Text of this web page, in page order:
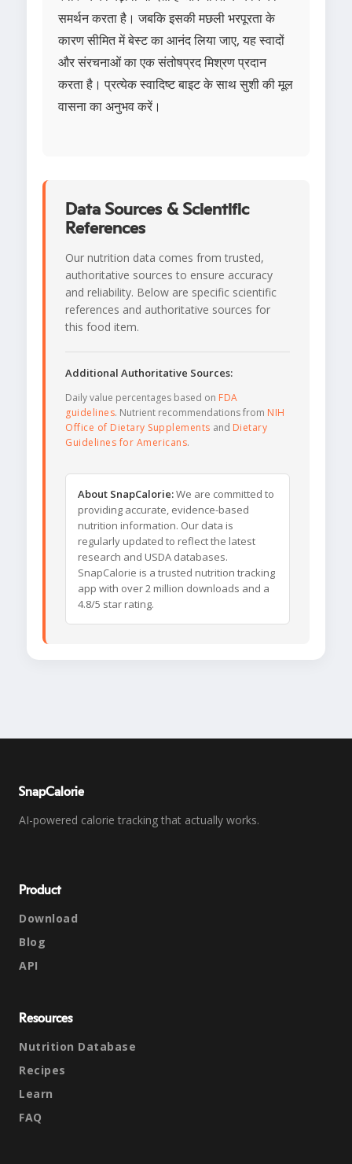
समर्थन करता है। जबकि इसकी मछली भरपूरता के
कारण सीमित में बेस्ट का आनंद लिया जाए, यह स्वादों
और संरचनाओं का एक संतोषप्रद मिश्रण प्रदान
करता है। प्रत्येक स्वादिष्ट बाइट के साथ सुशी की मूल
वासना का अनुभव करें।
Data Sources & Scientific
References
Our nutrition data comes from trusted,
authoritative sources to ensure accuracy
and reliability. Below are specific scientific
references and authoritative sources for
this food item.
Additional Authoritative Sources:
Daily value percentages based on FDA
guidelines. Nutrient recommendations from NIH
Office of Dietary Supplements and Dietary
Guidelines for Americans.
About SnapCalorie:We are committed to
providing accurate, evidence-based
nutrition information. Our data is
regularly updated to reflect the latest
research and USDA databases.
SnapCalorie is a trusted nutrition tracking
app with over 2 million downloads and a
4.8/5 star rating.
SnapCalorie
AI-powered calorie tracking that actually works.
Product
Download
Blog
API
Resources
Nutrition Database
Recipes
Learn
FAQ